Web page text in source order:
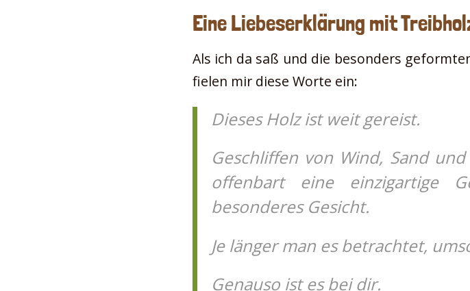
Eine Liebeserklärung mit
Als ich da saß und die besonders
fielen mir diese Worte ein:
Dieses Holz ist weit gereist.
Geschliffen von Wind, Sand
offenbart eine einzigartige
besonderes Gesicht.
Je länger man es betrachtet,
Genauso ist es bei dir.